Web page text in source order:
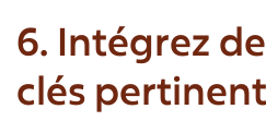
6. Intégrez
clés